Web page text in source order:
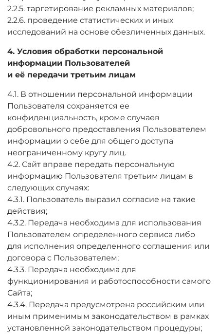
2.2.5. таргетирование рекламных материалов;
2.2.6. проведение статистических и иных
исследований на основе обезличенных данных.
4. Условия обработки персональной
информации Пользователей
и её передачи третьим лицам
4.1. В отношении персональной информации
Пользователя сохраняется ее
конфиденциальность, кроме случаев
добровольного предоставления Пользователем
информации о себе для общего доступа
неограниченному кругу лиц.
4.2. Сайт вправе передать персональную
информацию Пользователя третьим лицам в
следующих случаях:
4.3.1. Пользователь выразил согласие на такие
действия;
4.3.2. Передача необходима для использования
Пользователем определенного сервиса либо
для исполнения определенного соглашения или
договора с Пользователем;
4.3.3. Передача необходима для
функционирования и работоспособности самого
Сайта;
4.3.4. Передача предусмотрена российским или
иным применимым законодательством в рамках
установленной законодательством процедуры;